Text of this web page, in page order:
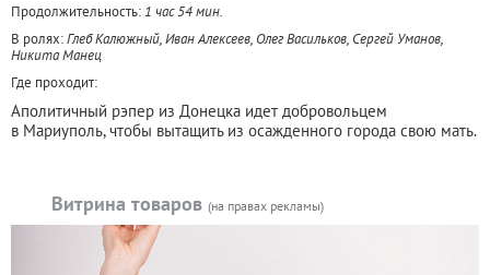
Продолжительность: 1 час 54 мин.
В ролях:Глеб Калюжный, Иван Алексеев, Олег Васильков, Сергей Уманов,
Никита Манец
Где проходит:
Аполитичный рэпер из Донецка идет добровольцем
в Мариуполь, чтобы вытащить из осажденного города свою мать.
Витрина товаров (на правах рекламы)